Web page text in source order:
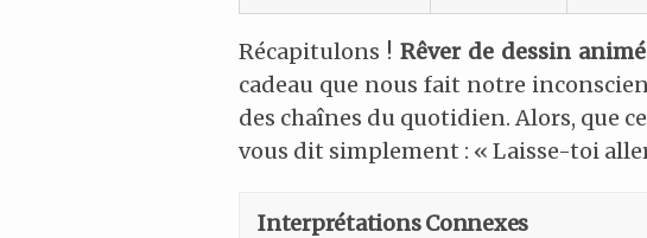
Récapitulons ! Rêver de dessin animé
cadeau que nous fait notre
des chaînes du quotidien. Alors, que
vous dit simplement : « Laisse-toi
Interprétations Connexes